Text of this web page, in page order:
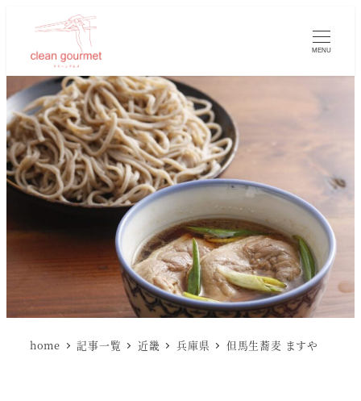
MENU
home 記事一覧 近畿 兵庫県 但馬生蕎麦 ますや